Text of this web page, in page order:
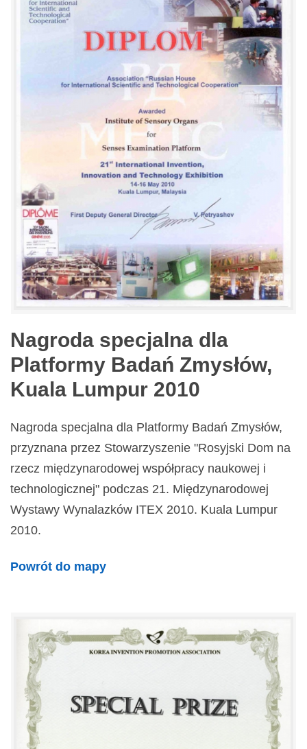
Nagroda specjalna dla
Platformy Badań Zmysłów,
Kuala Lumpur 2010
Nagroda specjalna dla Platformy Badań Zmysłów,
przyznana przez Stowarzyszenie "Rosyjski Dom na
rzecz międzynarodowej współpracy naukowej i
technologicznej" podczas 21. Międzynarodowej
Wystawy Wynalazków ITEX 2010. Kuala Lumpur
2010.
Powrót do mapy